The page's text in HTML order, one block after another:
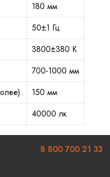
180 мм
50±1 Гц
3800±380 К
700-1000 мм
150 мм
40000 лк
8 800 700 21 33